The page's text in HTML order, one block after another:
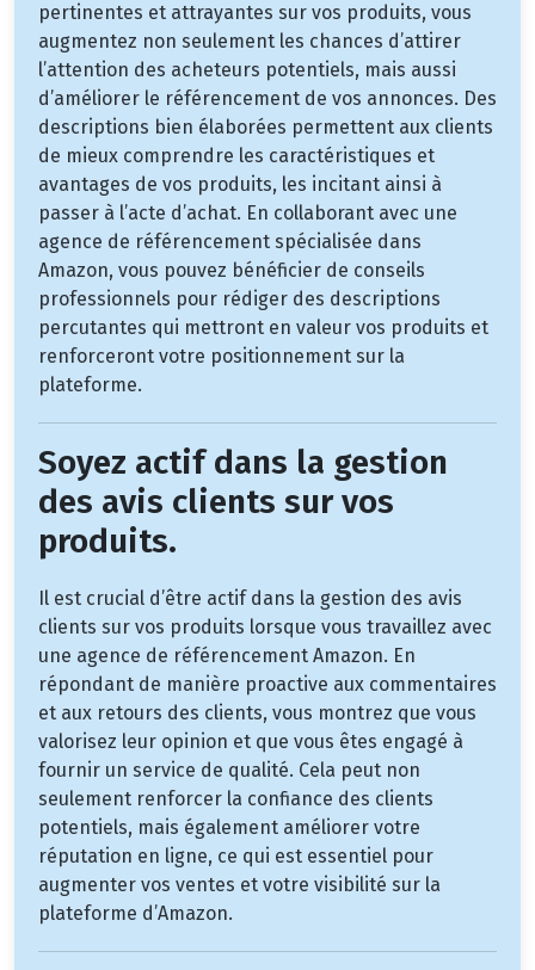
pertinentes et attrayantes sur vos produits, vous
augmentez non seulement les chances d’attirer
l’attention des acheteurs potentiels, mais aussi
d’améliorer le référencement de vos annonces. Des
descriptions bien élaborées permettent aux clients
de mieux comprendre les caractéristiques et
avantages de vos produits, les incitant ainsi à
passer à l’acte d’achat. En collaborant avec une
agence de référencement spécialisée dans
Amazon, vous pouvez bénéficier de conseils
professionnels pour rédiger des descriptions
percutantes qui mettront en valeur vos produits et
renforceront votre positionnement sur la
plateforme.
Soyez actif dans la gestion
des avis clients sur vos
produits.
Il est crucial d’être actif dans la gestion des avis
clients sur vos produits lorsque vous travaillez avec
une agence de référencement Amazon. En
répondant de manière proactive aux commentaires
et aux retours des clients, vous montrez que vous
valorisez leur opinion et que vous êtes engagé à
fournir un service de qualité. Cela peut non
seulement renforcer la confiance des clients
potentiels, mais également améliorer votre
réputation en ligne, ce qui est essentiel pour
augmenter vos ventes et votre visibilité sur la
plateforme d’Amazon.